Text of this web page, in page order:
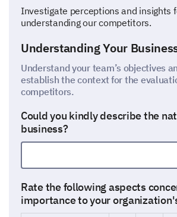
Investigate perceptions and insights
understanding our competitors.
Understanding Your
Understand your team’s objectives
establish the context for the
competitors.
Could you kindly describe the
business?
Rate the following aspects
importance to your